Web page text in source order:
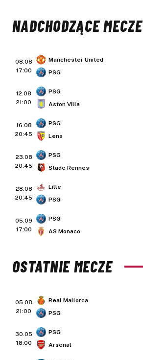
NADCHODZĄCE MECZE
08.08
17:00
Manchester United
PSG
12.08
21:00
PSG
Aston Villa
16.08
20:45
PSG
Lens
23.08
20:45
PSG
Stade Rennes
28.08
20:45
Lille
PSG
05.09
17:00
PSG
AS Monaco
OSTATNIE MECZE
05.08
21:00
Real Mallorca
PSG
30.05
18:00
PSG
Arsenal